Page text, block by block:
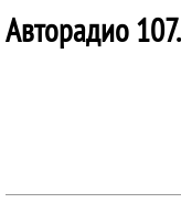
Авторадио